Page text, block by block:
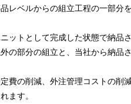
レベルからの組立工程の一部分
ットとして完成した状態で納品
の部分の組立と、当社から納品
費の削減、外注管理コストの削
ます。